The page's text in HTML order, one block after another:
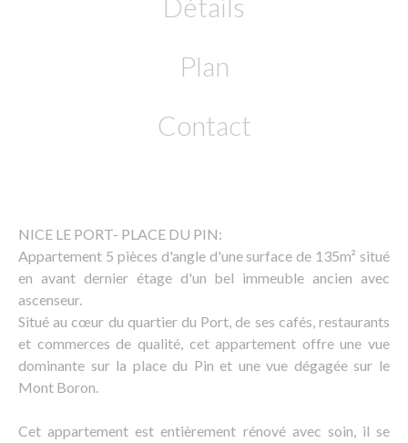
Plan
Contact
NICE LE PORT- PLACE DU PIN:
Appartement 5 pièces d'angle d'une surface de 135m² situé
en avant dernier étage d'un bel immeuble ancien avec
ascenseur.
Situé au cœur du quartier du Port, de ses cafés, restaurants
et commerces de qualité, cet appartement offre une vue
dominante sur la place du Pin et une vue dégagée sur le
Mont Boron.
Cet appartement est entièrement rénové avec soin, il se